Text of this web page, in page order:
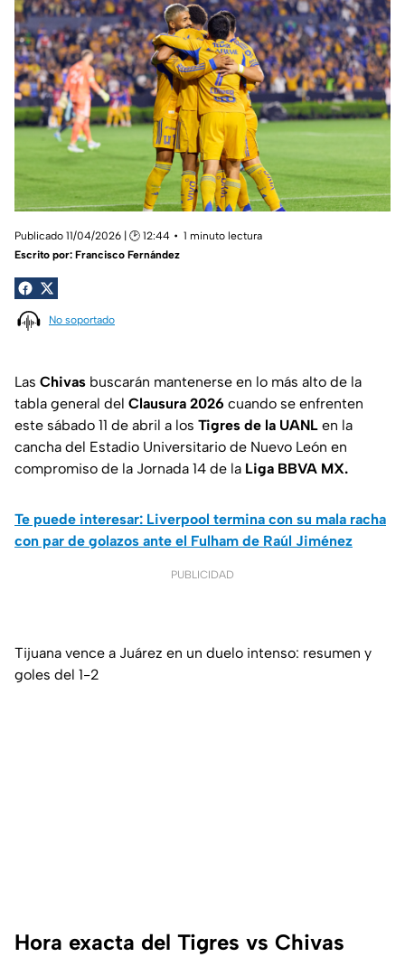
Publicado 11/04/2026 | 🕑 12:44
1 minuto lectura
Escrito por: Francisco Fernández
No soportado
Las Chivas buscarán mantenerse en lo más alto de la
tabla general del Clausura 2026 cuando se enfrenten
este sábado 11 de abril a los Tigres de la UANL en la
cancha del Estadio Universitario de Nuevo León en
compromiso de la Jornada 14 de la Liga BBVA MX.
Te puede interesar: Liverpool termina con su mala racha
con par de golazos ante el Fulham de Raúl Jiménez
PUBLICIDAD
Tijuana vence a Juárez en un duelo intenso: resumen y
goles del 1-2
Hora exacta del Tigres vs Chivas